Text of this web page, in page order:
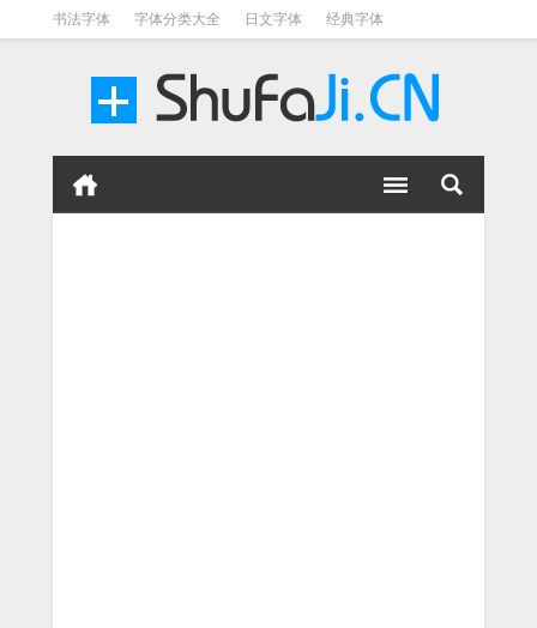
书法字体 字体分类大全 日文字体 经典字体